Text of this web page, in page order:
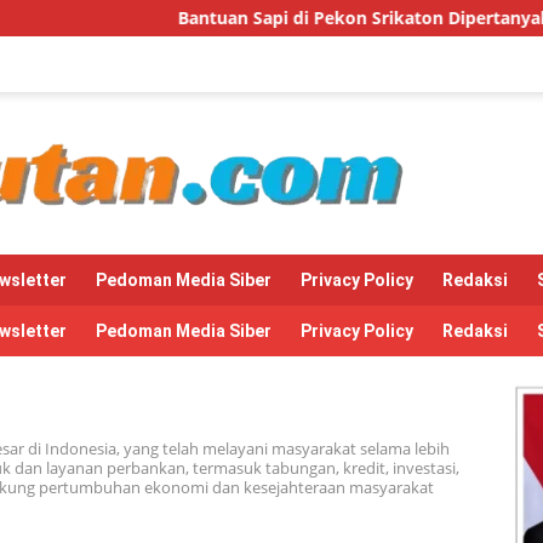
Sapi di Pekon Srikaton Dipertanyakan, Diduga Digelapkan
Pedoman Media Siber Privacy Policy Redaksi
Pedoman Media Siber Privacy Policy Redaksi
di Indonesia, yang telah melayani masyarakat selama lebih
dan layanan perbankan, termasuk tabungan, kredit, investasi,
pertumbuhan ekonomi dan kesejahteraan masyarakat